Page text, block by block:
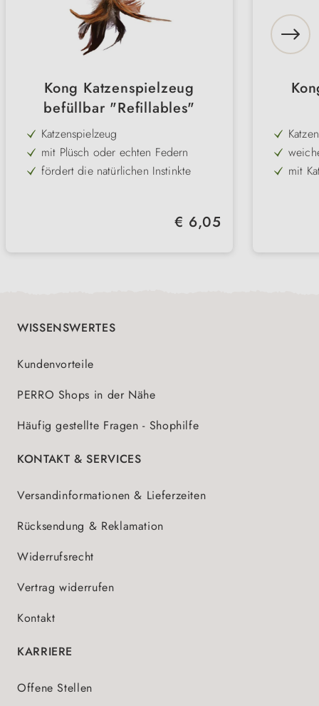
Kong Katzenspielzeug
befüllbar "Refillables"
Katzenspielzeug
mit Plüsch oder echten Federn
fördert die natürlichen Instinkte
Regulärer Preis:
€ 6,05
mit
WISSENSWERTES
Kundenvorteile
PERRO Shops in der Nähe
Häufig gestellte Fragen - Shophilfe
KONTAKT & SERVICES
Versandinformationen & Lieferzeiten
Rücksendung & Reklamation
Widerrufsrecht
Vertrag widerrufen
Kontakt
KARRIERE
Offene Stellen